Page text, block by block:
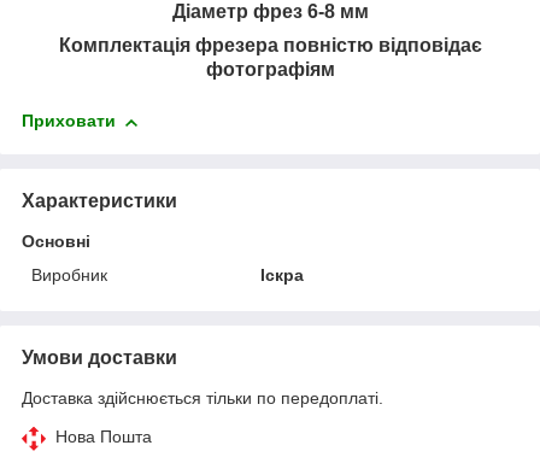
Діаметр фрез 6-8 мм
Комплектація фрезера повністю відповідає
фотографіям
Приховати
Характеристики
Основні
Виробник
Іскра
Умови доставки
Доставка здійснюється тільки по передоплаті.
Нова Пошта